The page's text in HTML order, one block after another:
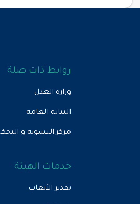
روابط ذات صلة
وزارة العدل
النيابة العامة
مركز التسوية و التحكيم
خدمات الهيئة
تقدير الأتعاب